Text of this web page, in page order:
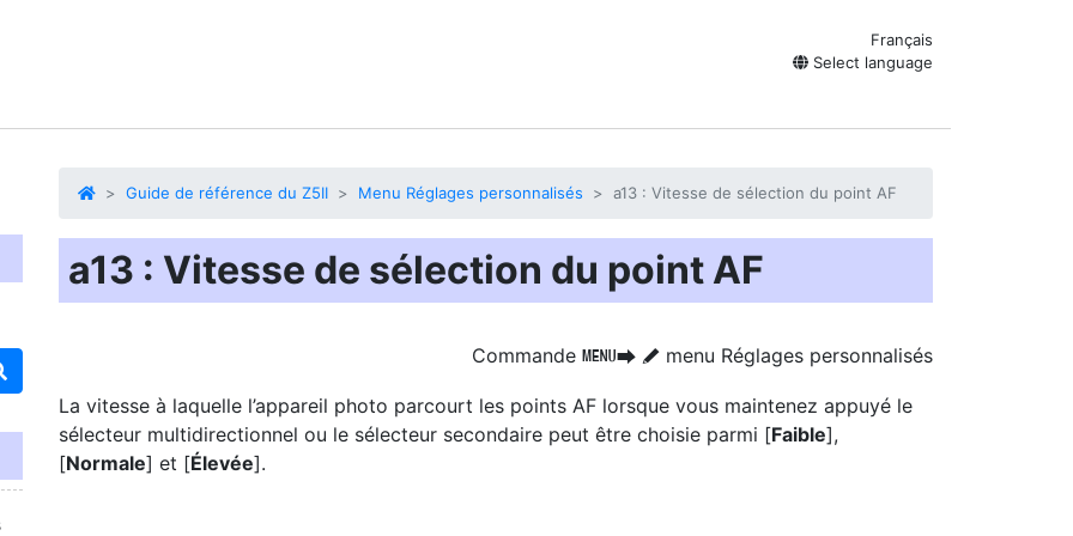
Français
Select language
Guide de référence du Z5II Menu Réglages personnalisés a13 : Vitesse de sélection du point AF
a13 : Vitesse de sélection du point AF
Commande GU A menu Réglages personnalisés
La vitesse à laquelle l’appareil photo parcourt les points AF lorsque vous maintenez appuyé le
sélecteur multidirectionnel ou le sélecteur secondaire peut être choisie parmi [Faible],
[Normale] et [Élevée].